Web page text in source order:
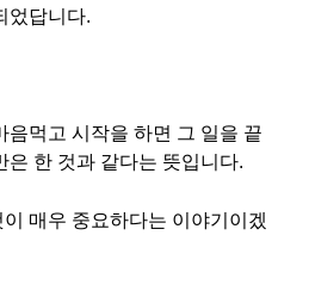
었답니다.
음먹고 시작을 하면 그 일을 끝
은 한 것과 같다는 뜻입니다.
매우 중요하다는 이야기이겠